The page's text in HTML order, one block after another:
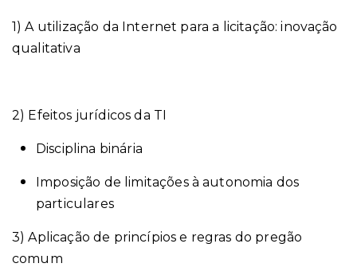
1) A utilização da Internet para a licitação: inovação
qualitativa
2) Efeitos jurídicos da TI
Disciplina binária
Imposição de limitações à autonomia dos
particulares
3) Aplicação de princípios e regras do pregão
comum